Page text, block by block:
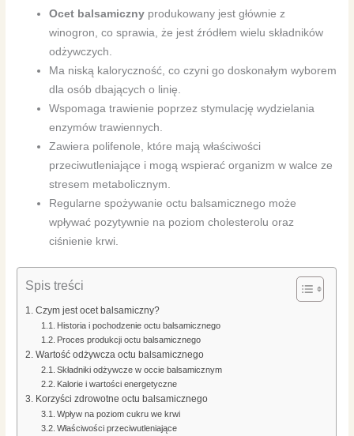
Ocet balsamiczny produkowany jest głównie z
winogron, co sprawia, że jest źródłem wielu składników
odżywczych.
Ma niską kaloryczność, co czyni go doskonałym wyborem
dla osób dbających o linię.
Wspomaga trawienie poprzez stymulację wydzielania
enzymów trawiennych.
Zawiera polifenole, które mają właściwości
przeciwutleniające i mogą wspierać organizm w walce ze
stresem metabolicznym.
Regularne spożywanie octu balsamicznego może
wpływać pozytywnie na poziom cholesterolu oraz
ciśnienie krwi.
Spis treści
Czym jest ocet balsamiczny?
Historia i pochodzenie octu balsamicznego
Proces produkcji octu balsamicznego
Wartość odżywcza octu balsamicznego
Składniki odżywcze w occie balsamicznym
Kalorie i wartości energetyczne
Korzyści zdrowotne octu balsamicznego
Wpływ na poziom cukru we krwi
Właściwości przeciwutleniające